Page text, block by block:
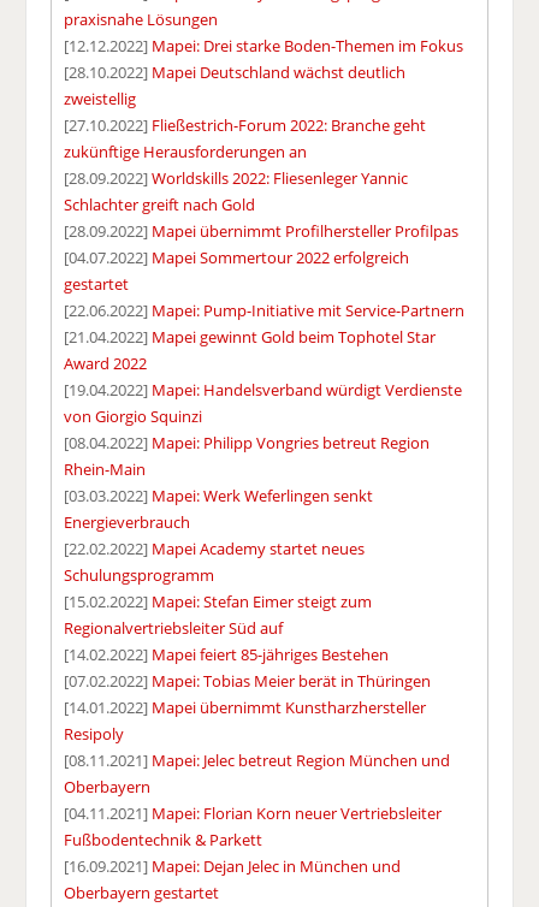
praxisnahe Lösungen
[12.12.2022] Mapei: Drei starke Boden-Themen im Fokus
[28.10.2022] Mapei Deutschland wächst deutlich
zweistellig
[27.10.2022] Fließestrich-Forum 2022: Branche geht
zukünftige Herausforderungen an
[28.09.2022]Worldskills 2022: Fliesenleger Yannic
Schlachter greift nach Gold
[28.09.2022] Mapei übernimmt Profilhersteller Profilpas
[04.07.2022] Mapei Sommertour 2022 erfolgreich
gestartet
[22.06.2022] Mapei: Pump-Initiative mit Service-Partnern
[21.04.2022] Mapei gewinnt Gold beim Tophotel Star
Award 2022
[19.04.2022] Mapei: Handelsverband würdigt Verdienste
von Giorgio Squinzi
[08.04.2022] Mapei: Philipp Vongries betreut Region
Rhein-Main
[03.03.2022] Mapei: Werk Weferlingen senkt
Energieverbrauch
[22.02.2022] Mapei Academy startet neues
Schulungsprogramm
[15.02.2022] Mapei: Stefan Eimer steigt zum
Regionalvertriebsleiter Süd auf
[14.02.2022] Mapei feiert 85-jähriges Bestehen
[07.02.2022] Mapei: Tobias Meier berät in Thüringen
[14.01.2022] Mapei übernimmt Kunstharzhersteller
Resipoly
[08.11.2021] Mapei: Jelec betreut Region München und
Oberbayern
[04.11.2021] Mapei: Florian Korn neuer Vertriebsleiter
Fußbodentechnik & Parkett
[16.09.2021] Mapei: Dejan Jelec in München und
Oberbayern gestartet